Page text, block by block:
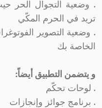
. وضعية التجوال الحر
تريد في الحرم المكّي
. وضعية التصوير
الخاصة بك
و يتضمن التطبيق أيضاً:
. لوحات تحكّم
. برنامج جوائز وإنجازات